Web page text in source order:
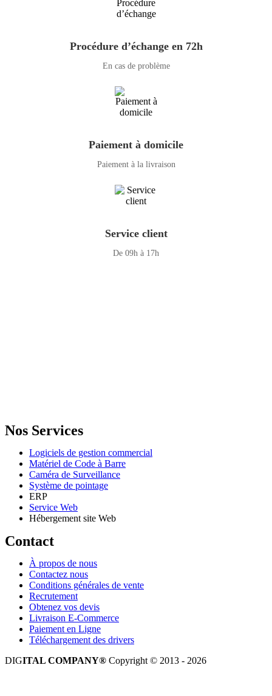
Procédure d’échange en 72h
En cas de problème
Paiement à domicile
Paiement à la livraison
Service client
De 09h à 17h
Nos Services
Logiciels de gestion commercial
Matériel de Code à Barre
Caméra de Surveillance
Système de pointage
ERP
Service Web
Hébergement site Web
Contact
À propos de nous
Contactez nous
Conditions générales de vente
Recrutement
Obtenez vos devis
Livraison E-Commerce
Paiement en Ligne
Téléchargement des drivers
DIGITAL COMPANY® Copyright © 2013 - 2026